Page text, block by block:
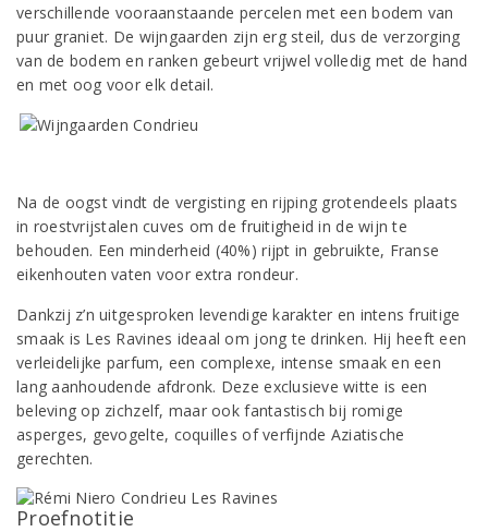
verschillende vooraanstaande percelen met een bodem van
puur graniet. De wijngaarden zijn erg steil, dus de verzorging
van de bodem en ranken gebeurt vrijwel volledig met de hand
en met oog voor elk detail.
Na de oogst vindt de vergisting en rijping grotendeels plaats
in roestvrijstalen cuves om de fruitigheid in de wijn te
behouden. Een minderheid (40%) rijpt in gebruikte, Franse
eikenhouten vaten voor extra rondeur.
Dankzij z’n uitgesproken levendige karakter en intens fruitige
smaak is Les Ravines ideaal om jong te drinken. Hij heeft een
verleidelijke parfum, een complexe, intense smaak en een
lang aanhoudende afdronk. Deze exclusieve witte is een
beleving op zichzelf, maar ook fantastisch bij romige
asperges, gevogelte, coquilles of verfijnde Aziatische
gerechten.
Proefnotitie